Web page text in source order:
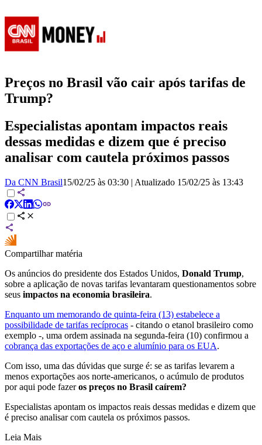
Preços no Brasil vão cair após tarifas de
Trump?
Especialistas apontam impactos reais
dessas medidas e dizem que é preciso
analisar com cautela próximos passos
Da CNN Brasil15/02/25 às 03:30 | Atualizado 15/02/25 às 13:43
Compartilhar matéria
Os anúncios do presidente dos Estados Unidos, Donald Trump,
sobre a aplicação de novas tarifas levantaram questionamentos sobre
seus impactos na economia brasileira.
Enquanto um memorando de quinta-feira (13) estabelece a
possibilidade de tarifas recíprocas - citando o etanol brasileiro como
exemplo -, uma ordem assinada na segunda-feira (10) confirmou a
cobrança das exportações de aço e alumínio para os EUA.
Com isso, uma das dúvidas que surge é: se as tarifas levarem a
menos exportações aos norte-americanos, o acúmulo de produtos
por aqui pode fazeros preços no Brasil caírem?
Especialistas apontam os impactos reais dessas medidas e dizem que
é preciso analisar com cautela os próximos passos.
Leia Mais